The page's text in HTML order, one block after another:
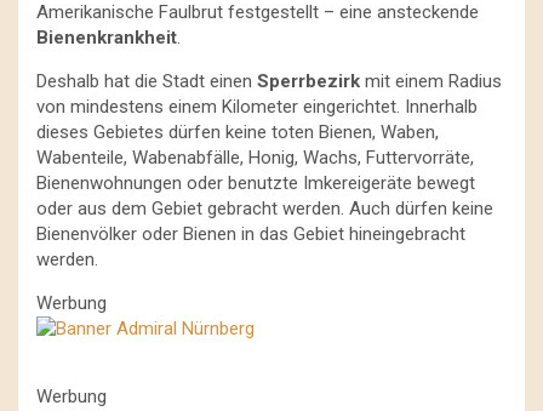
Amerikanische Faulbrut festgestellt – eine ansteckende
Bienenkrankheit.
Deshalb hat die Stadt einen Sperrbezirk mit einem Radius
von mindestens einem Kilometer eingerichtet. Innerhalb
dieses Gebietes dürfen keine toten Bienen, Waben,
Wabenteile, Wabenabfälle, Honig, Wachs, Futtervorräte,
Bienenwohnungen oder benutzte Imkereigeräte bewegt
oder aus dem Gebiet gebracht werden. Auch dürfen keine
Bienenvölker oder Bienen in das Gebiet hineingebracht
werden.
Werbung
Werbung